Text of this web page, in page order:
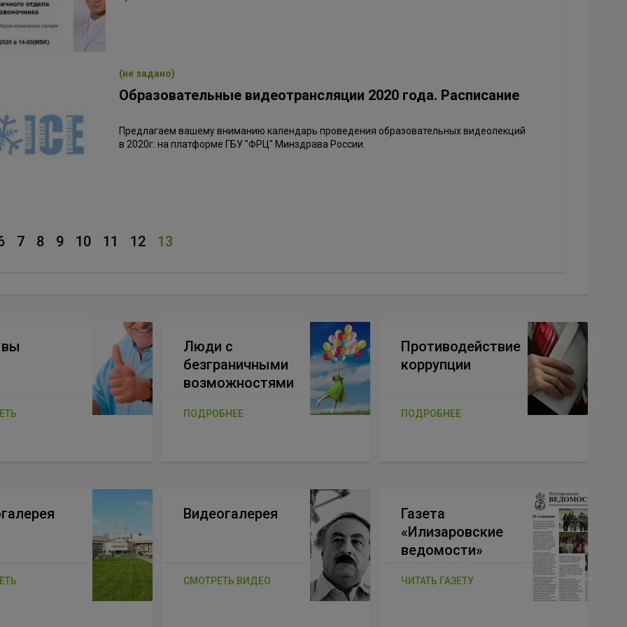
(не задано)
Образовательные видеотрансляции 2020 года. Расписание
Предлагаем вашему вниманию календарь проведения образовательных видеолекций
в 2020г. на платформе ГБУ "ФРЦ" Минздрава России.
7 8 9 10 11 12 13
Люди с
безграничными
возможностями
ПОДРОБНЕЕ
Противодействие
коррупции
ПОДРОБНЕЕ
Видеогалерея
СМОТРЕТЬ ВИДЕО
Газета
«Илизаровские
ведомости»
ЧИТАТЬ ГАЗЕТУ